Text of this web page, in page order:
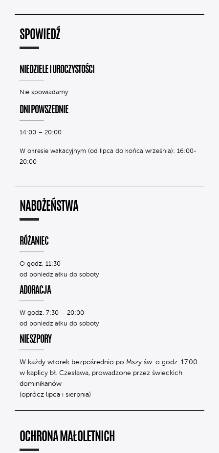
SPOWIEDŹ
NIEDZIELE I UROCZYSTOŚCI
Nie spowiadamy
DNI POWSZEDNIE
14:00 – 20:00
W okresie wakacyjnym (od lipca do końca września): 16:00-
20:00
NABOŻEŃSTWA
RÓŻANIEC
O godz. 11:30
od poniedziałku do soboty
ADORACJA
W godz. 7:30 – 20:00
od poniedziałku do soboty
NIESZPORY
W każdy wtorek bezpośrednio po Mszy św. o godz. 17.00
w kaplicy bł. Czesława, prowadzone przez świeckich
dominikanów
(oprócz lipca i sierpnia)
OCHRONA MAŁOLETNICH